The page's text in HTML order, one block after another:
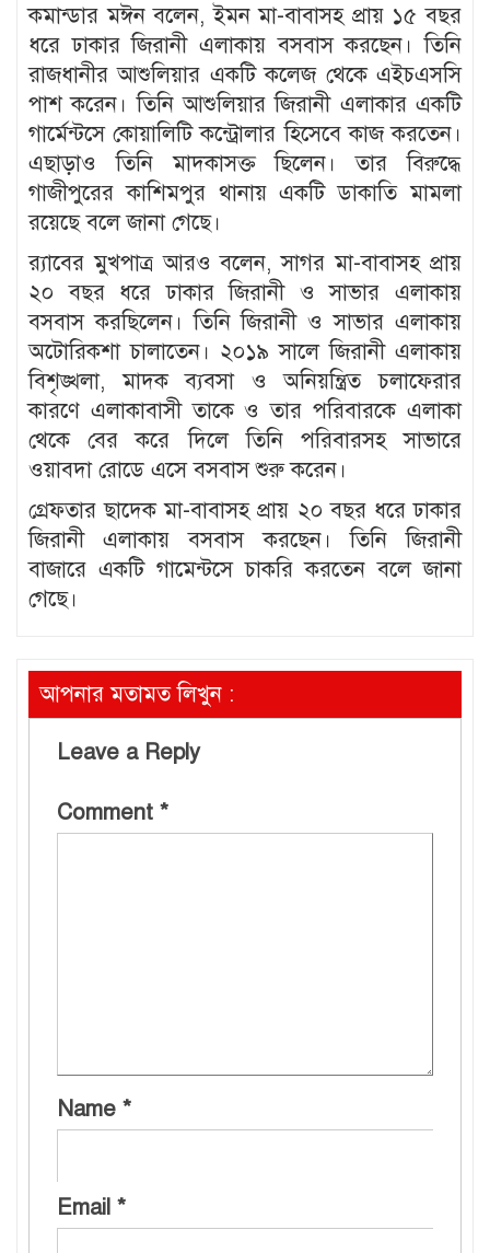
কমান্ডার মঈন বলেন, ইমন মা-বাবাসহ প্রায় ১৫ বছর
ধরে ঢাকার জিরানী এলাকায় বসবাস করছেন। তিনি
রাজধানীর আশুলিয়ার একটি কলেজ থেকে এইচএসসি
পাশ করেন। তিনি আশুলিয়ার জিরানী এলাকার একটি
গার্মেন্টসে কোয়ালিটি কন্ট্রোলার হিসেবে কাজ করতেন।
এছাড়াও তিনি মাদকাসক্ত ছিলেন। তার বিরুদ্ধে
গাজীপুরের কাশিমপুর থানায় একটি ডাকাতি মামলা
রয়েছে বলে জানা গেছে।
র‍্যাবের মুখপাত্র আরও বলেন, সাগর মা-বাবাসহ প্রায়
২০ বছর ধরে ঢাকার জিরানী ও সাভার এলাকায়
বসবাস করছিলেন। তিনি জিরানী ও সাভার এলাকায়
অটোরিকশা চালাতেন। ২০১৯ সালে জিরানী এলাকায়
বিশৃঙ্খলা, মাদক ব্যবসা ও অনিয়ন্ত্রিত চলাফেরার
কারণে এলাকাবাসী তাকে ও তার পরিবারকে এলাকা
থেকে বের করে দিলে তিনি পরিবারসহ সাভারে
ওয়াবদা রোডে এসে বসবাস শুরু করেন।
গ্রেফতার ছাদেক মা-বাবাসহ প্রায় ২০ বছর ধরে ঢাকার
জিরানী এলাকায় বসবাস করছেন। তিনি জিরানী
বাজারে একটি গামেন্টসে চাকরি করতেন বলে জানা
গেছে।
আপনার মতামত লিখুন :
Leave a Reply
Comment *
Name *
Email *